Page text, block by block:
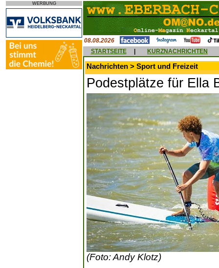
WERBUNG
08.08.2026
STARTSEITE
KURZNACHRICHTEN
Nachrichten > Sport und Freizeit
Podestplätze für Ella
(Foto: Andy Klotz)